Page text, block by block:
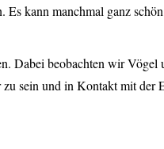
kann manchmal ganz
Dabei beobachten wir
sein und in Kontakt mit der